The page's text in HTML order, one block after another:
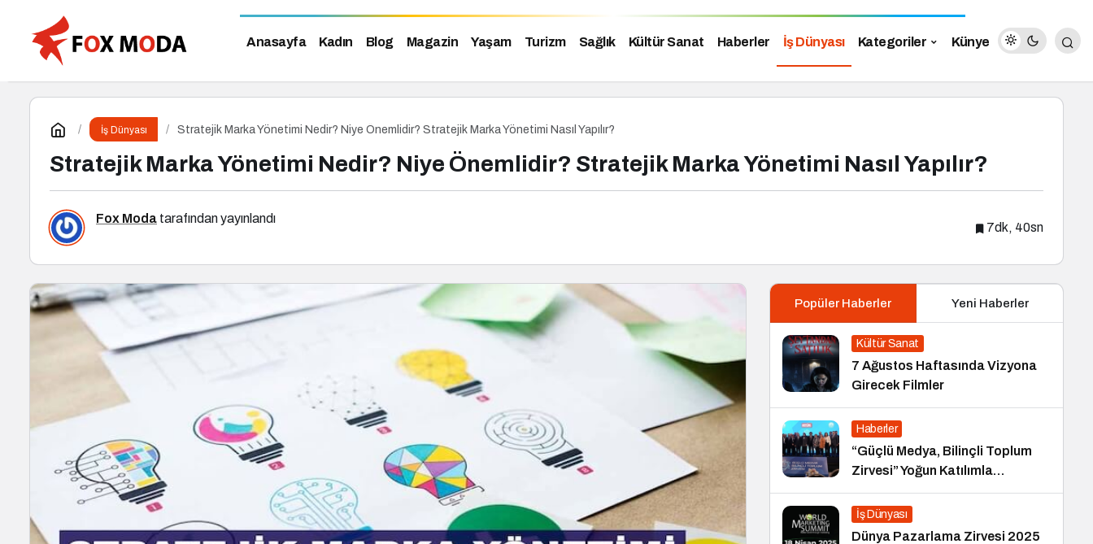
Anasayfa Kadın Blog Magazin Yaşam Turizm Sağlık Kültür Sanat Haberler İş Dünyası Kategoriler Künye
İş Dünyası Stratejik Marka Yönetimi Nedir? Niye Önemlidir? Stratejik Marka Yönetimi Nasıl Yapılır?
Stratejik Marka Yönetimi Nedir? Niye Önemlidir? Stratejik Marka Yönetimi Nasıl Yapılır?
Fox Moda tarafından yayınlandı
7dk, 40sn
Popüler Haberler Yeni Haberler
Kültür Sanat
7 Ağustos Haftasında Vizyona
Girecek Filmler
Haberler
“Güçlü Medya, Bilinçli Toplum
Zirvesi” Yoğun Katılımla
Gerçekleşti
İş Dünyası
Dünya Pazarlama Zirvesi 2025